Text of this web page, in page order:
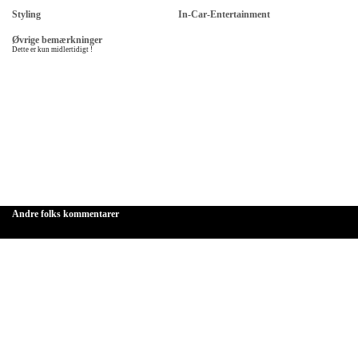
Styling In-Car-Entertainment
Øvrige bemærkninger
Dette er kun midlertidigt !
Andre folks kommentarer